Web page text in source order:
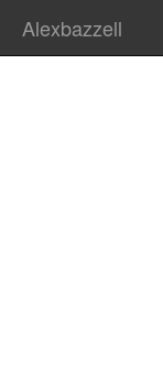
Alexbazzell